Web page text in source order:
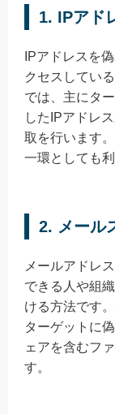
1. IPアド
IPアドレスを
クセスしてい
では、主にタ
したIPアドレ
取を行います
一環としても
2. メール
メールアドレ
できる人や組
ける方法です
ターゲットに
ェアを含むフ
す。